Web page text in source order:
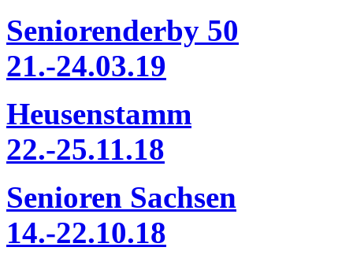
Seniorenderby 50
21.-24.03.19
Heusenstamm
22.-25.11.18
Senioren Sachsen
14.-22.10.18